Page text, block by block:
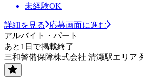
未経験OK
詳細を見る
応募画面に進む
アルバイト・パート
あと1日で掲載終了
三和警備保障株式会社 清瀬駅エリア